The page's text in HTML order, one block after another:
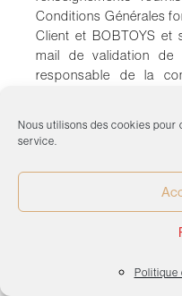
Nous utilisons des cookies
service.
Politique
Conditions Générales
Client et BOBTOYS et
mail de validation de
responsable de la
fait que cet email soit
commande à tout
et en ouvrant l’onglet
Générales sont